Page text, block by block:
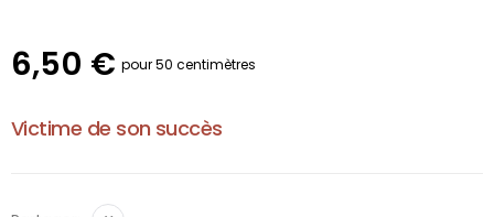
6,50 € pour 50 centimètres
Victime de son succès